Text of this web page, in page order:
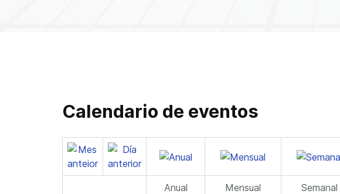
Calendario de eventos
Anual Mensual Semanal